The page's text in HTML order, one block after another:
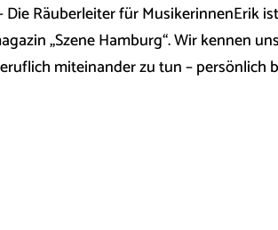
Die Räuberleiter für Musikerinnen​Erik
„Szene Hamburg“. Wir kennen
miteinander zu tun – persönlich